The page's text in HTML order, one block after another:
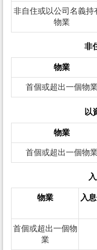
非自住或以公司名義持
物業
非
物業
首個或超出一個物業
以
物業
首個或超出一個物業
物業
入
首個或超出一個物
業